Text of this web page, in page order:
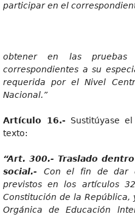
participar en el
obtener en las pruebas
correspondientes a su
requerida por el Nivel
Nacional.”
Artícul o 16.- Sustitúyase
texto:
“Art. 300.- Traslado
social.- Con el fin de dar
previstos en los artículos
Constitución de la
Orgánica de Educación